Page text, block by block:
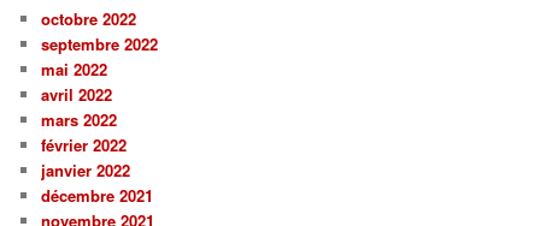
octobre 2022
septembre 2022
mai 2022
avril 2022
mars 2022
février 2022
janvier 2022
décembre 2021
novembre 2021